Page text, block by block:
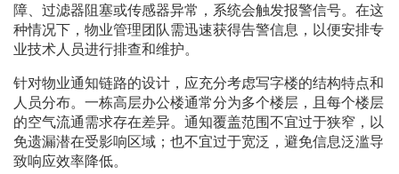
障、过滤器阻塞或传感器异常，系统会触发报警信号。在这
种情况下，物业管理团队需迅速获得告警信息，以便安排专
业技术人员进行排查和维护。
针对物业通知链路的设计，应充分考虑写字楼的结构特点和
人员分布。一栋高层办公楼通常分为多个楼层，且每个楼层
的空气流通需求存在差异。通知覆盖范围不宜过于狭窄，以
免遗漏潜在受影响区域；也不宜过于宽泛，避免信息泛滥导
致响应效率降低。